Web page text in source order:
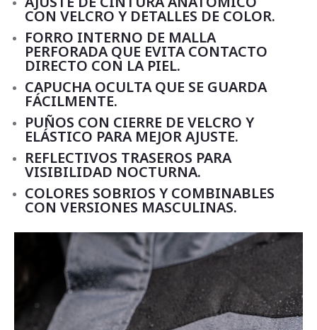
CON VELCRO Y DETALLES DE COLOR.
FORRO INTERNO DE MALLA
PERFORADA QUE EVITA CONTACTO
DIRECTO CON LA PIEL.
CAPUCHA OCULTA QUE SE GUARDA
FÁCILMENTE.
PUÑOS CON CIERRE DE VELCRO Y
ELÁSTICO PARA MEJOR AJUSTE.
REFLECTIVOS TRASEROS PARA
VISIBILIDAD NOCTURNA.
COLORES SOBRIOS Y COMBINABLES
CON VERSIONES MASCULINAS.